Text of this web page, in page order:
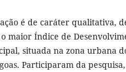
é de caráter qualitativa,
maior Índice de
situada na zona urbana
Participaram da